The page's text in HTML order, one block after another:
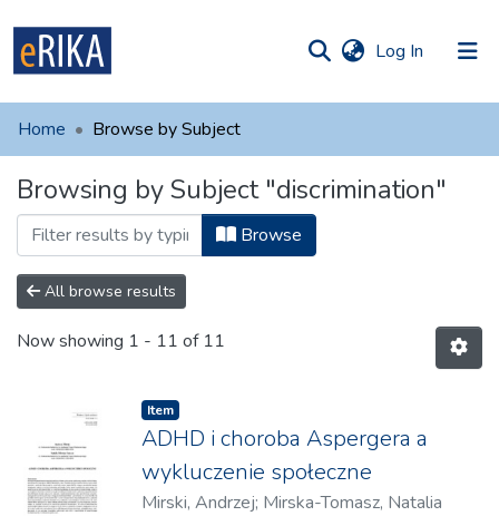
Log In (current)
UAFM
For authors
Help
Contact
Home Browse by Subject
Browsing by Subject "discrimination"
Browse
All browse results
Now showing 1 - 11 of 11
Item
ADHD i choroba Aspergera a
wykluczenie społeczne
Mirski, Andrzej; Mirska-Tomasz, Natalia